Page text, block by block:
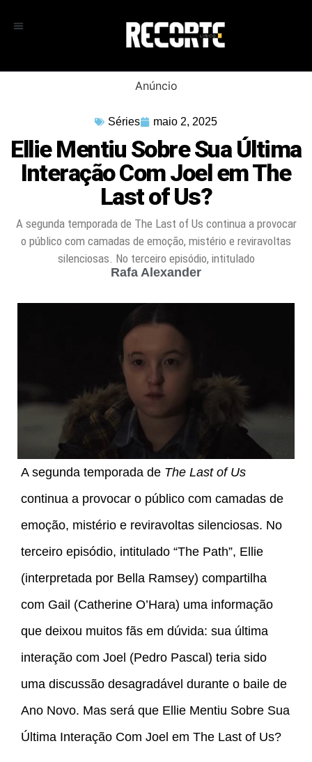
Anúncio
Séries maio 2, 2025
Ellie Mentiu Sobre Sua Última
Interação Com Joel em The
Last of Us?
A segunda temporada de The Last of Us continua a provocar
o público com camadas de emoção, mistério e reviravoltas
silenciosas. No terceiro episódio, intitulado
Rafa Alexander
A segunda temporada de The Last of Us
continua a provocar o público com camadas de
emoção, mistério e reviravoltas silenciosas. No
terceiro episódio, intitulado “The Path”, Ellie
(interpretada por Bella Ramsey) compartilha
com Gail (Catherine O’Hara) uma informação
que deixou muitos fãs em dúvida: sua última
interação com Joel (Pedro Pascal) teria sido
uma discussão desagradável durante o baile de
Ano Novo. Mas será que Ellie Mentiu Sobre Sua
Última Interação Com Joel em The Last of Us?